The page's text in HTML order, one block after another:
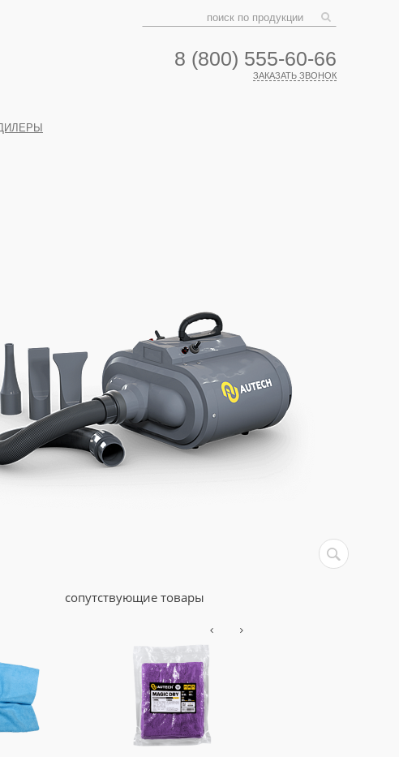
8 (800) 555-60-66
ЗАКАЗАТЬ ЗВОНОК
сопутствующие товары